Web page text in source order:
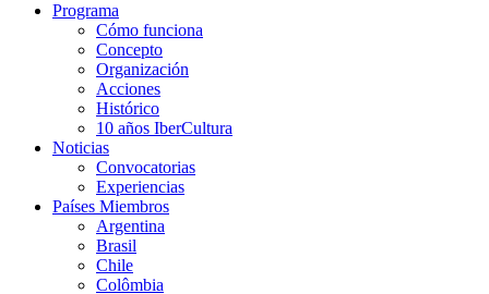
Programa
Cómo funciona
Concepto
Organización
Acciones
Histórico
10 años IberCultura
Noticias
Convocatorias
Experiencias
Países Miembros
Argentina
Brasil
Chile
Colômbia